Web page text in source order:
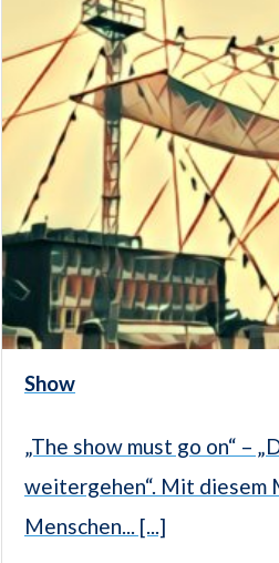
Show
„The show must go on“ –
weitergehen“. Mit
Menschen... [...]